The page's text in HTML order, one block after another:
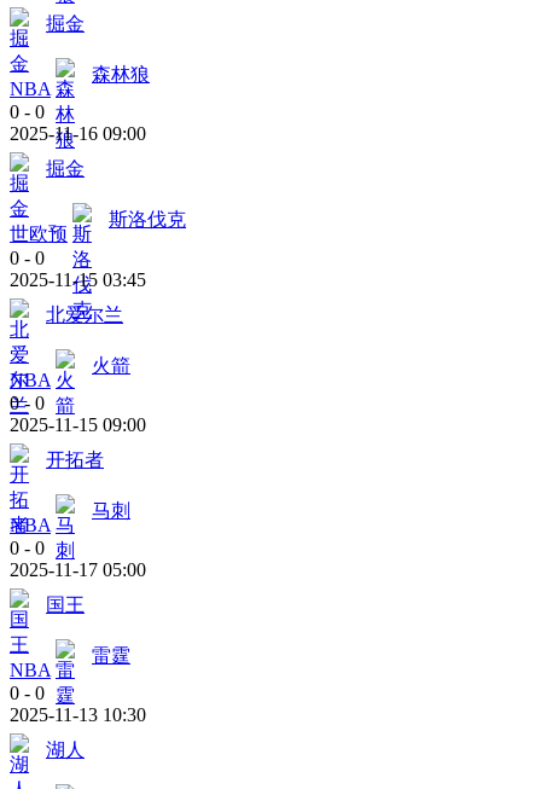
掘金
NBA
森林狼
0 - 0
2025-11-16 09:00
掘金
世欧预
斯洛伐克
0 - 0
2025-11-15 03:45
北爱尔兰
NBA
火箭
0 - 0
2025-11-15 09:00
开拓者
NBA
马刺
0 - 0
2025-11-17 05:00
国王
NBA
雷霆
0 - 0
2025-11-13 10:30
湖人